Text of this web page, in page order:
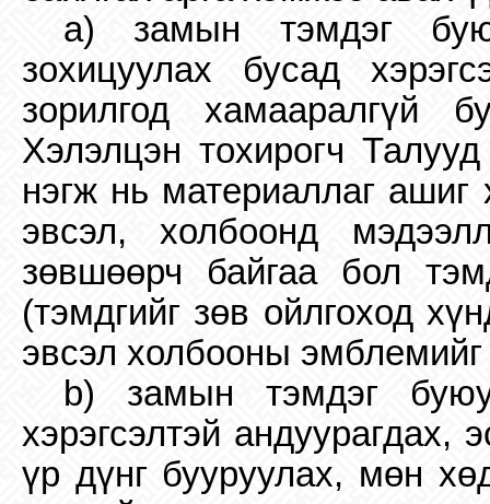
a) замын тэмдэг
зохицуулах бусад
зорилгод хамааралгүй
Хэлэлцэн тохирогч
нэгж нь материаллаг ашиг
эвсэл, холбоонд
зөвшөөрч байгаа бол
(тэмдгийг зөв ойлгоход
эвсэл холбооны
b) замын тэмдэг
хэрэгсэлтэй андуурагдах,
үр дүнг бууруулах, мөн